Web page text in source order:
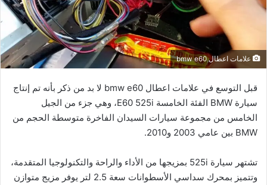
علامات اعطال bmw e60
قبل التوسع في علامات اعطال bmw e60 لا بد من ذكر بأنه تم إنتاج
سيارة BMW الفئة الخامسة E60 525i، وهي جزء من الجيل
الخامس من مجموعة سيارات السيدان الفاخرة متوسطة الحجم من
BMW بين عامي 2003 و2010.
تشتهر سيارة 525i بمزيجها من الأداء والراحة والتكنولوجيا المتقدمة،
وتتميز بمحرك سداسي الأسطوانات سعة 2.5 لتر يوفر مزيج متوازن